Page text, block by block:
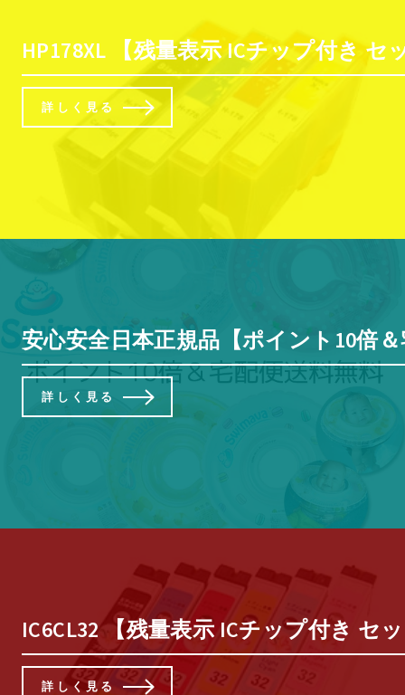
HP178XL 【残量表示 ICチップ付き セ
詳しく見る
安心安全日本正規品【ポイント10倍
詳しく見る
IC6CL32 【残量表示 ICチップ付き セ
詳しく見る